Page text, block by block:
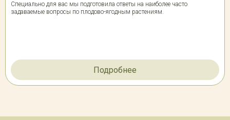
Специально для вас мы подготовила ответы на наиболее часто
задаваемые вопросы по плодово-ягодным растениям.
Подробнее